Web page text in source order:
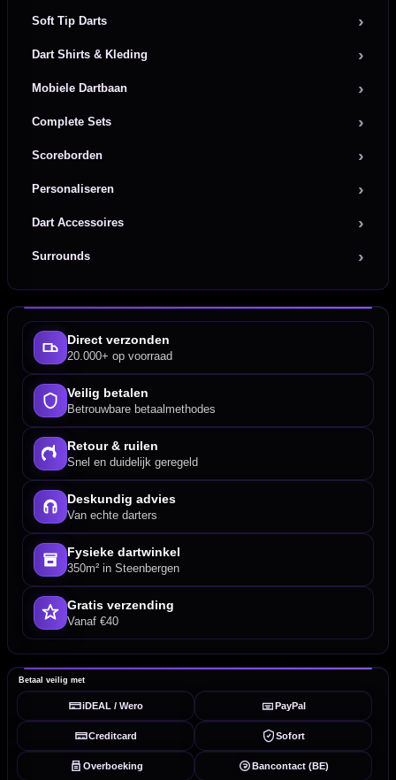
Soft Tip Darts
Dart Shirts & Kleding
Mobiele Dartbaan
Complete Sets
Scoreborden
Personaliseren
Dart Accessoires
Surrounds
Direct verzonden
20.000+ op voorraad
Veilig betalen
Betrouwbare betaalmethodes
Retour & ruilen
Snel en duidelijk geregeld
Deskundig advies
Van echte darters
Fysieke dartwinkel
350m² in Steenbergen
Gratis verzending
Vanaf €40
Betaal veilig met
iDEAL / Wero PayPal
Creditcard Sofort
Overboeking Bancontact (BE)